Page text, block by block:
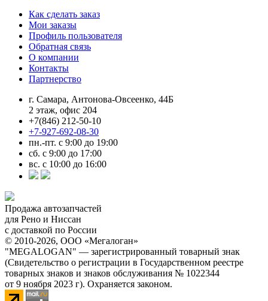
Как сделать заказ
Мои заказы
Профиль пользователя
Обратная связь
О компании
Контакты
Партнерство
г. Самара, Антонова-Овсеенко, 44Б
2 этаж, офис 204
+7(846) 212-50-10
+7-927-692-08-30
пн.-пт. с 9:00 до 19:00
сб. с 9:00 до 17:00
вс. с 10:00 до 16:00
Продажа автозапчастей
для Рено и Ниссан
с доставкой по России
© 2010-2026, ООО «Мегалоган»
"MEGALOGAN" — зарегистрированный товарный знак
(Свидетельство о регистрации в Государственном реестре
товарных знаков и знаков обслуживания № 1022344
от 9 ноября 2023 г). Охраняется законом.